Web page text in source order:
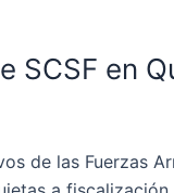
SCSF en
de las Fuerzas